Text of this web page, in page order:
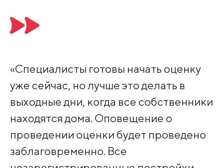
«Специалисты готовы начать оценку
уже сейчас, но лучше это делать в
выходные дни, когда все собственники
находятся дома. Оповещение о
проведении оценки будет проведено
заблаговременно. Все